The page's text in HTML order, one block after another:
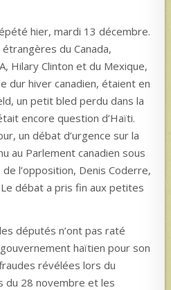
hier, mardi 13 décembre.
du Canada,
Hilary Clinton et du Mexique,
dur hiver canadien, étaient en
un petit bled perdu dans la
encore question d’Haïti.
un débat d’urgence sur la
au Parlement canadien sous
l’opposition, Denis Coderre,
débat a pris fin aux petites
députés n’ont pas raté
haïtien pour son
révélées lors du
du 28 novembre et les